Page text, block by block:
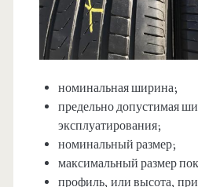
номинальная ширина;
предельно допустимая
эксплуатирования;
номинальный размер;
максимальный размер
профиль, или высота,